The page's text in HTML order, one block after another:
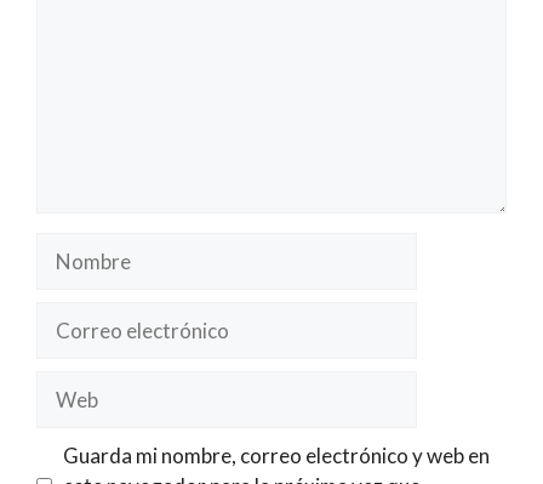
electrónico
Guarda mi nombre, correo electrónico y web en